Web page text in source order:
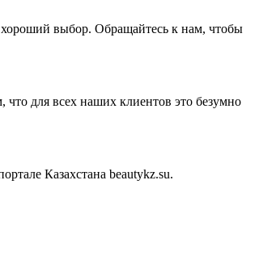
хороший выбор. Обращайтесь к нам, чтобы
для всех наших клиентов это безумно
Казахстана beautykz.su.